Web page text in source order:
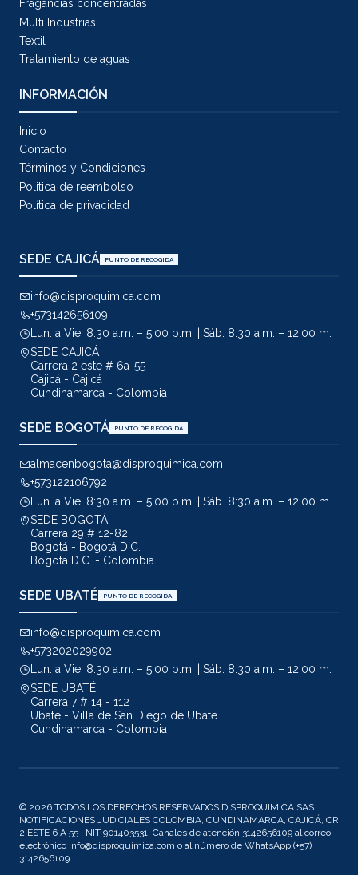
Fragancias concentradas
Multi Industrias
Textil
Tratamiento de aguas
INFORMACIÓN
Inicio
Contacto
Términos y Condiciones
Politica de reembolso
Política de privacidad
SEDE CAJICÁ PUNTO DE RECOGIDA
info@disproquimica.com
+573142656109
Lun. a Vie. 8:30 a.m. – 5:00 p.m. | Sáb. 8:30 a.m. – 12:00 m.
SEDE CAJICÁ
Carrera 2 este # 6a-55
Cajicá - Cajicá
Cundinamarca - Colombia
SEDE BOGOTÁ PUNTO DE RECOGIDA
almacenbogota@disproquimica.com
+573122106792
Lun. a Vie. 8:30 a.m. – 5:00 p.m. | Sáb. 8:30 a.m. – 12:00 m.
SEDE BOGOTÁ
Carrera 29 # 12-82
Bogotá - Bogotá D.C.
Bogota D.C. - Colombia
SEDE UBATÉ PUNTO DE RECOGIDA
info@disproquimica.com
+573202029902
Lun. a Vie. 8:30 a.m. – 5:00 p.m. | Sáb. 8:30 a.m. – 12:00 m.
SEDE UBATÉ
Carrera 7 # 14 - 112
Ubaté - Villa de San Diego de Ubate
Cundinamarca - Colombia
© 2026 TODOS LOS DERECHOS RESERVADOS DISPROQUIMICA SAS.
NOTIFICACIONES JUDICIALES COLOMBIA, CUNDINAMARCA, CAJICÁ, CR
2 ESTE 6 A 55 | NIT 901403531. Canales de atención 3142656109 al correo
electrónico info@disproquimica.com o al número de WhatsApp (+57)
3142656109.